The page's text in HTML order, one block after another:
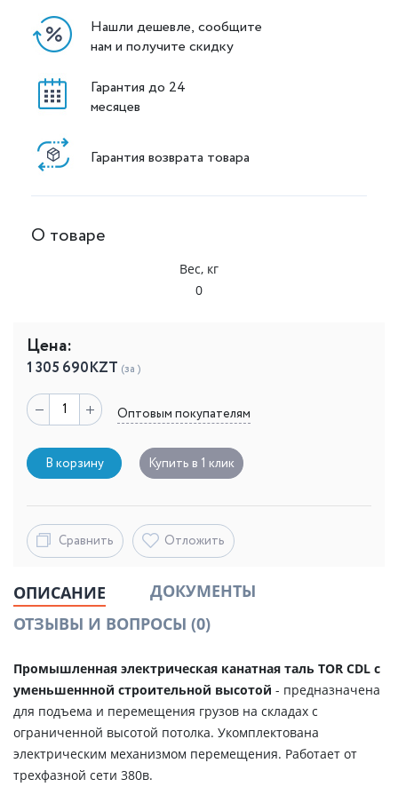
Нашли дешевле, сообщите
нам и получите скидку
Гарантия до 24
месяцев
Гарантия возврата товара
О товаре
Вес, кг
0
Цена:
1 305 690KZT (за )
Оптовым покупателям
В корзину Купить в 1 клик
Сравнить Отложить
ОПИСАНИЕ
ДОКУМЕНТЫ
ОТЗЫВЫ И ВОПРОСЫ (0)
Промышленная электрическая канатная таль TOR CDL с
уменьшеннной строительной высотой - предназначена
для подъема и перемещения грузов на складах c
ограниченной высотой потолка. Укомплектована
электрическим механизмом перемещения. Работает от
трехфазной сети 380в.